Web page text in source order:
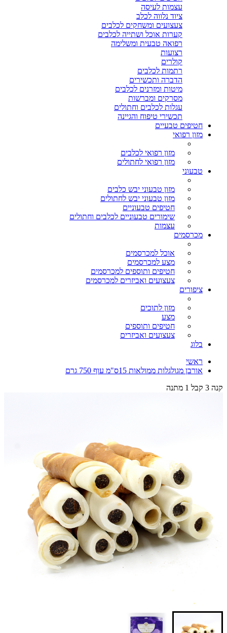
עצמות לעיסה
ציוד נלווה לכלב
צעצועים ומשחקים לכלבים
קערות אוכל ושתייה לכלבים
רפואה טבעית ומשלימה
רצועות
קולרים
רתמות לכלבים
הדברה ותכשירים
מיטות ומזרנים לכלבים
מסרקים ומברשות
עגלות לכלבים וחתולים
תכשירי טיפוח והגיינה
חטיפים טבעיים
מזון רפואי
מזון רפואי לכלבים
מזון רפואי לחתולים
טבעוני
מזון טבעוני יבש כלבים
מזון טבעוני יבש לחתולים
חטיפים טבעוניים
שימורים טבעוניים לכלבים וחתולים
עצמות
מכרסמים
אוכל למכרסמים
מצע למכרסמים
חטיפים ותוספים למכרסמים
צעצועים ואביזרים למכרסמים
ציפורים
מזון לתוכים
מצע
חטיפים ותוספים
צעצועים ואביזרים
בלוג
ראשי
אורבן מגולגלות ממולאות 15ס"מ עוף 750 גרם
קנה 3 קבל 1 מתנה